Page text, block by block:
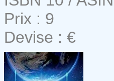
Prix : 9
Devise : €